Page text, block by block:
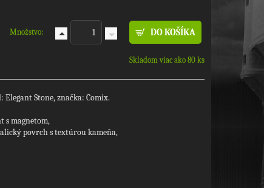
Množstvo:
Skladom viac ako 80 ks
Stone, značka: Comix.
s magnetom,
povrch s textúrou kameňa,